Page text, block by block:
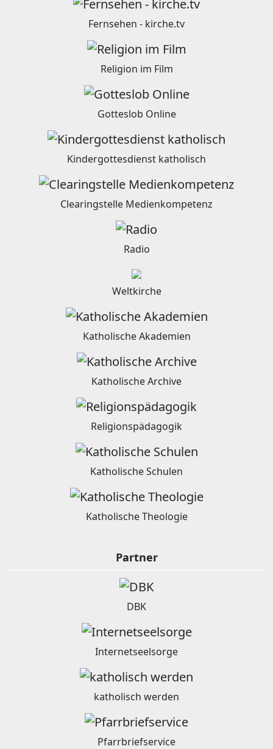
Fernsehen - kirche.tv
Religion im Film
Gotteslob Online
Kindergottesdienst katholisch
Clearingstelle Medienkompetenz
Radio
Weltkirche
Katholische Akademien
Katholische Archive
Religionspädagogik
Katholische Schulen
Katholische Theologie
Partner
DBK
Internetseelsorge
katholisch werden
Pfarrbriefservice